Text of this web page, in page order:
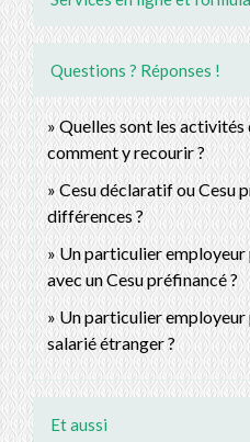
Questions ? Réponses !
Quelles sont les activités
comment y recourir ?
Cesu déclaratif ou Cesu
différences ?
Un particulier
avec un Cesu préfinancé ?
Un particulier
salarié étranger ?
Et aussi